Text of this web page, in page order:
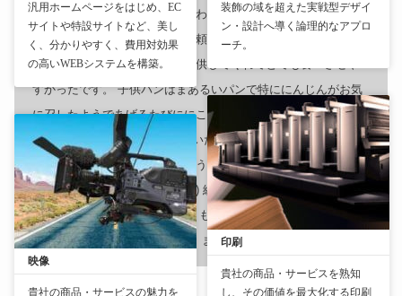
の…？大食いのわが子にはおかわりもありがたく最高のサービ
スでした。むしろ有料でも全然頼みたいレベルです。 スプーン
も木製の小さめのスプーンを提供してくれてとても食べさせや
すかったです。 子供パンはまあるいパンで特ににんじんがお気
に召したようであげるたびににこにこしていました。 大人の食
事はハンバーグ&エビフライをいただきました。ソースが濃厚で
美味しかったです。次は熱々のうちに食べたいな(先に離乳食あ
げてたらひえひえになりました) 総じて最高の外食デビューでし
た。 ありがとうございました。もっと店舗が増えて家の近隣に
できてくれたら週1で行きたい。また必ず伺います。
汎用ホームページをはじめ、EC
サイトや特設サイトなど、美し
く、分かりやすく、費用対効果
の高いWEBシステムを構築。
装飾の域を超えた実戦型デザイ
ン・設計へ導く論理的なアプロ
ーチ。
印刷
貴社の商品・サービスを熟知
し、その価値を最大化する印刷
映像
貴社の商品・サービスの魅力を